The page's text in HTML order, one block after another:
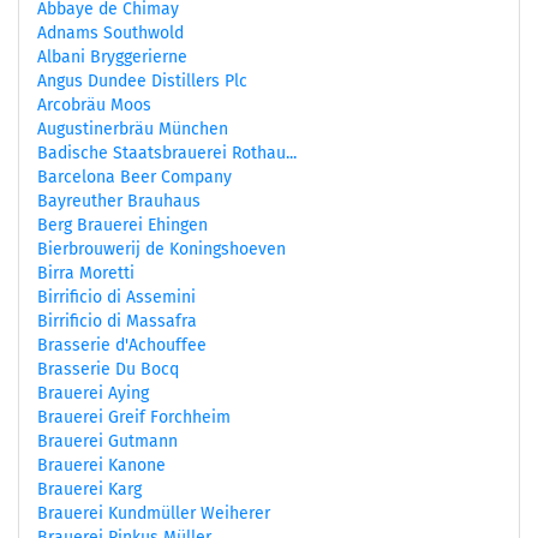
Abbaye de Chimay
Adnams Southwold
Albani Bryggerierne
Angus Dundee Distillers Plc
Arcobräu Moos
Augustinerbräu München
Badische Staatsbrauerei Rothau...
Barcelona Beer Company
Bayreuther Brauhaus
Berg Brauerei Ehingen
Bierbrouwerij de Koningshoeven
Birra Moretti
Birrificio di Assemini
Birrificio di Massafra
Brasserie d'Achouffee
Brasserie Du Bocq
Brauerei Aying
Brauerei Greif Forchheim
Brauerei Gutmann
Brauerei Kanone
Brauerei Karg
Brauerei Kundmüller Weiherer